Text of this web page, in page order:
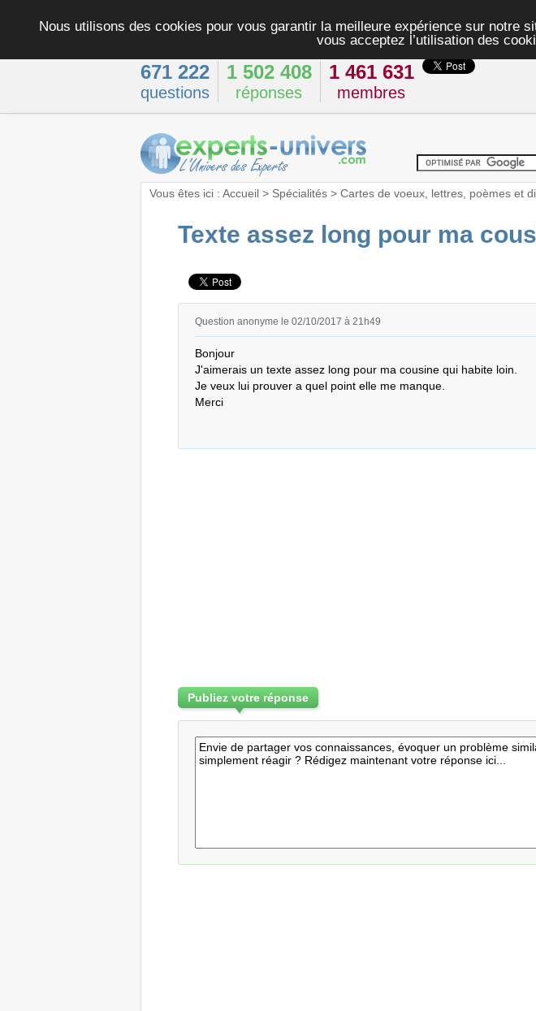
Nous utilisons des cookies pour vous garantir la meilleure expérience sur notre
vous acceptez l’utilisation des
671 222
questions
1 502 408
réponses
1 461 631
membres
Vous êtes ici : Accueil> Spécialités> Cartes de voeux, lettres, poèmes et
Texte assez long pour ma
Question anonyme le 02/10/2017 à 21h49
Bonjour
J'aimerais un texte assez long pour ma cousine qui habite loin.
Je veux lui prouver a quel point elle me manque.
Merci
Publiez votre réponse